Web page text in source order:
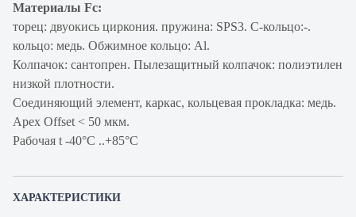
Материалы Fc:
торец: двуокись циркония. пружина: SPS3. С-кольцо:-.
кольцо: медь. Обжимное кольцо: Al.
Колпачок: сантопрен. Пылезащитный колпачок: полиэтилен
низкой плотности.
Соединяющий элемент, каркас, кольцевая прокладка: медь.
Apex Offset < 50 мкм.
Рабочая t -40°C ..+85°C
ХАРАКТЕРИСТИКИ